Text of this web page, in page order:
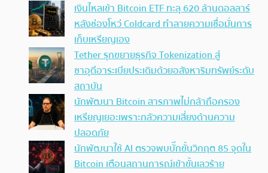
เงินไหลเข้า Bitcoin ETF ทะลุ 620 ล้านดอลลาร์
หลังช่องโหว่ Coldcard ทำลายความเชื่อมั่นการ
เก็บเหรียญเอง
Tether รุกขยายธุรกิจ Tokenization สู่
ซาอุดีอาระเบียประเดิมด้วยอสังหาริมทรัพย์ระดับ
สถาบัน
นักพัฒนา Bitcoin สารภาพไม่กล้าถือครอง
เหรียญเยอะเพราะกลัวความเสี่ยงด้านความ
ปลอดภัย
นักพัฒนาใช้ AI ตรวจพบบั๊กขั้นวิกฤต 85 จุดใน
Bitcoin เตือนสถานการณ์เข้าขั้นเลวร้าย